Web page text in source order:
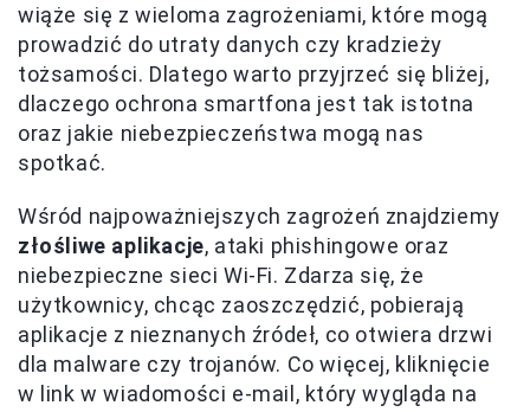
wiąże się z wieloma zagrożeniami, które mogą
prowadzić do utraty danych czy kradzieży
tożsamości. Dlatego warto przyjrzeć się bliżej,
dlaczego ochrona smartfona jest tak istotna
oraz jakie niebezpieczeństwa mogą nas
spotkać.
Wśród najpoważniejszych zagrożeń znajdziemy
złośliwe aplikacje, ataki phishingowe oraz
niebezpieczne sieci Wi-Fi. Zdarza się, że
użytkownicy, chcąc zaoszczędzić, pobierają
aplikacje z nieznanych źródeł, co otwiera drzwi
dla malware czy trojanów. Co więcej, kliknięcie
w link w wiadomości e-mail, który wygląda na